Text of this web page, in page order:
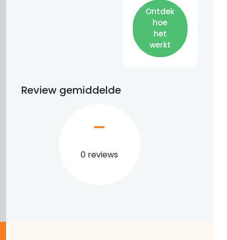
Ontdek
hoe
het
werkt
Review gemiddelde
0 reviews
–